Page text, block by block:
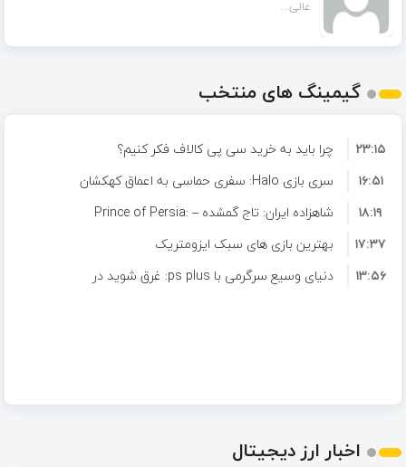
عالی...
گیمینگ های منتخب
چرا باید به خرید سی پی کالاف فکر کنیم؟
۲۳:۱۵
سری بازی Halo: سفری حماسی به اعماق کهکشان
۱۶:۵۱
شاهزاده ایران: تاج گمشده – Prince of Persia:
The Lost Crown
۱۸:۱۹
بهترین بازی های سبک ایزومتریک
۱۷:۳۷
دنیای وسیع سرگرمی با ps plus: غرق شوید در
۱۳:۵۶
اخبار ارز دیجیتال